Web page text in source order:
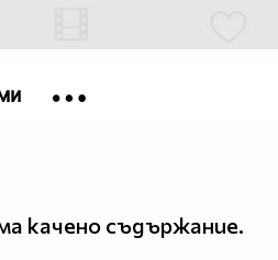
качено съдържание.